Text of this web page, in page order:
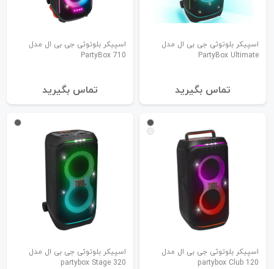
اسپیکر بلوتوثی جی بی ال مدل
PartyBox Ultimate
تماس بگیرید
اسپیکر بلوتوثی جی بی ال مدل
PartyBox 710
تماس بگیرید
اسپیکر بلوتوثی جی بی ال مدل
partybox Club 120
اسپیکر بلوتوثی جی بی ال مدل
partybox Stage 320